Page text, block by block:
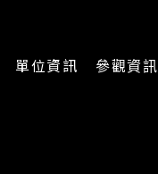
單位資訊 參觀資訊